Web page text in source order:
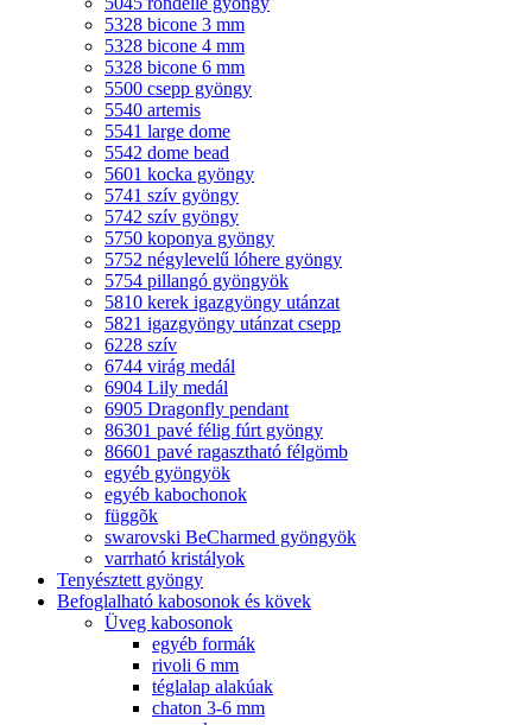
5328 bicone 3 mm
5328 bicone 4 mm
5328 bicone 6 mm
5500 csepp gyöngy
5540 artemis
5541 large dome
5542 dome bead
5601 kocka gyöngy
5741 szív gyöngy
5742 szív gyöngy
5750 koponya gyöngy
5752 négylevelű lóhere gyöngy
5754 pillangó gyöngyök
5810 kerek igazgyöngy utánzat
5821 igazgyöngy utánzat csepp
6228 szív
6744 virág medál
6904 Lily medál
6905 Dragonfly pendant
86301 pavé félig fúrt gyöngy
86601 pavé ragasztható félgömb
egyéb gyöngyök
egyéb kabochonok
függõk
swarovski BeCharmed gyöngyök
varrható kristályok
Tenyésztett gyöngy
Befoglalható kabosonok és kövek
Üveg kabosonok
egyéb formák
rivoli 6 mm
téglalap alakúak
chaton 3-6 mm